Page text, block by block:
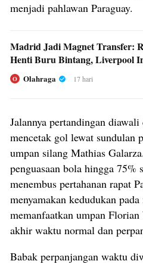
menjadi pahlawan Paraguay.
Madrid Jadi Magnet Transfer:
Henti Buru Bintang, Liverpool
O Olahraga 17 hari
Jalannya pertandingan
mencetak gol lewat sundulan
umpan silang Mathias
penguasaan bola hingga 75%
menembus pertahanan rapat
menyamakan kedudukan
memanfaatkan umpan
akhir waktu normal dan
Babak perpanjangan waktu